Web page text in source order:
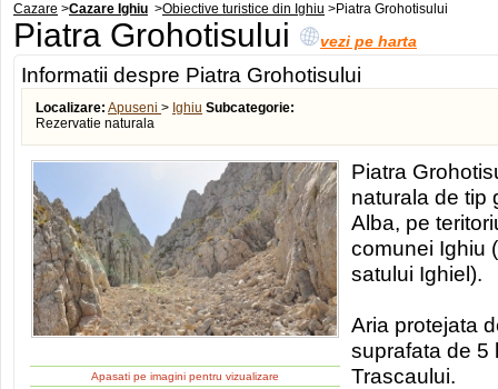
Cazare >Cazare Ighiu >Obiective turistice din Ighiu >Piatra Grohotisului
Piatra Grohotisului vezi pe harta
Informatii despre Piatra Grohotisului
Localizare: Apuseni > Ighiu Subcategorie:
Rezervatie naturala
Apasati pe imagini pentru vizualizare
Piatra
naturala de tip
Alba, pe
comunei Ighiu
satului Ighiel).
Aria protejata
suprafata de 5
Trascaului.